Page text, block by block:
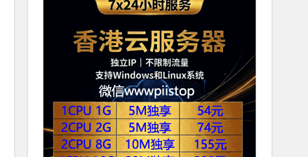
件夹：;DWM桌面窗口管理器